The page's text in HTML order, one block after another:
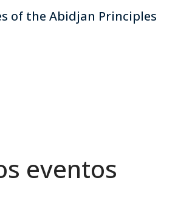
of the Abidjan Principles
eventos